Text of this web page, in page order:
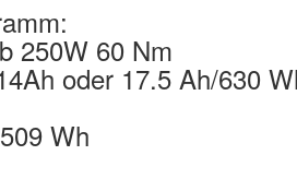
250W 60 Nm
oder 17.5 Ah/630
Wh